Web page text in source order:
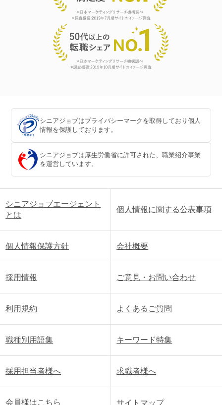
シニアジョブはプライバシーマークを取得しており個人
情報を保護しております。
シニアジョブは厚生労働省に許可された、職業紹介事業
を運営しています。
シニアジョブエージェント
とは
個人情報に関する公表事項
個人情報保護方針 会社概要
採用情報 ご意見・お問い合わせ
利用規約 よくあるご質問
職種別用語集 キーワード特集
採用担当者様へ 求職者様へ
会員様はこちら サイトマップ